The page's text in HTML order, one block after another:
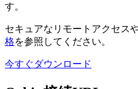
す。
セキュアなリモートアクセス
格を参照してください。
今すぐダウンロード